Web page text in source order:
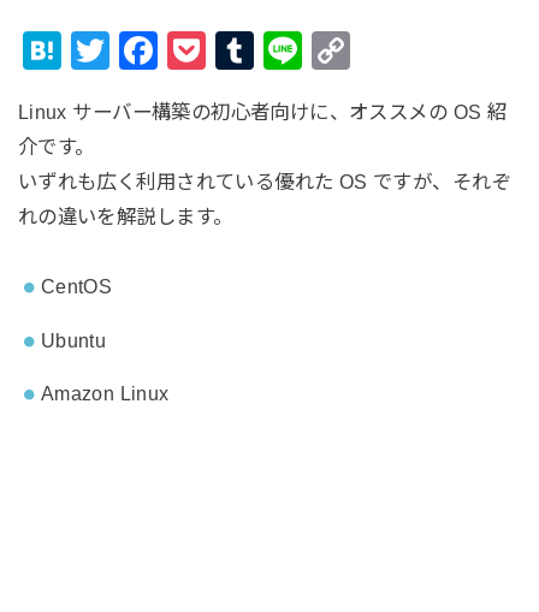
H
e
n
a
T
tt
er
F
a
c
e
b
P
ck
et
T
m
bl
r
Li
e
p
y
Linux サーバー構築の初心者向けに、オススメの OS 紹
介です。
いずれも広く利用されている優れた OS ですが、それぞ
れの違いを解説します。
CentOS
Ubuntu
Amazon Linux